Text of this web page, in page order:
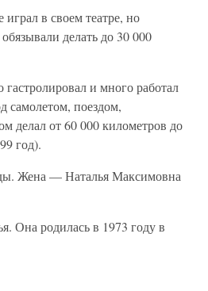
в своем театре, но
делать до 30 000
и много работал
самолетом, поездом,
делал от 60 000 километров до
год).
Жена — Наталья Максимовна
Она родилась в 1973 году в